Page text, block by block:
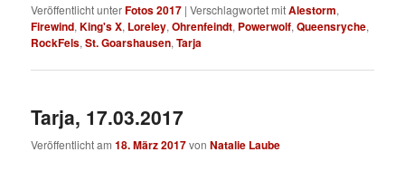
Veröffentlicht unterFotos 2017 |Verschlagwortet mitAlestorm,
Firewind,King's X, Loreley,Ohrenfeindt, Powerwolf,Queensryche,
RockFels,St. Goarshausen,Tarja
Tarja, 17.03.2017
Veröffentlicht am18. März 2017vonNatalie Laube